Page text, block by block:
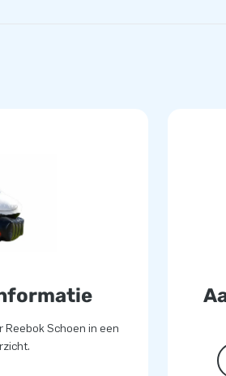
Schoen in een